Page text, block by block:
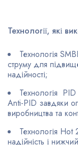
Технології, які
Технологія
струму для
надійності;
Технологія PID
Anti-PID завдяки
виробництва та
Технологія
надійність і